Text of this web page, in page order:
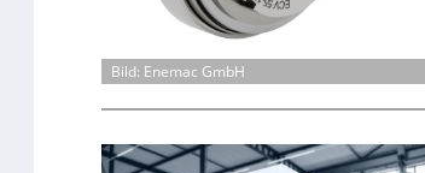
Bild: Enemac GmbH